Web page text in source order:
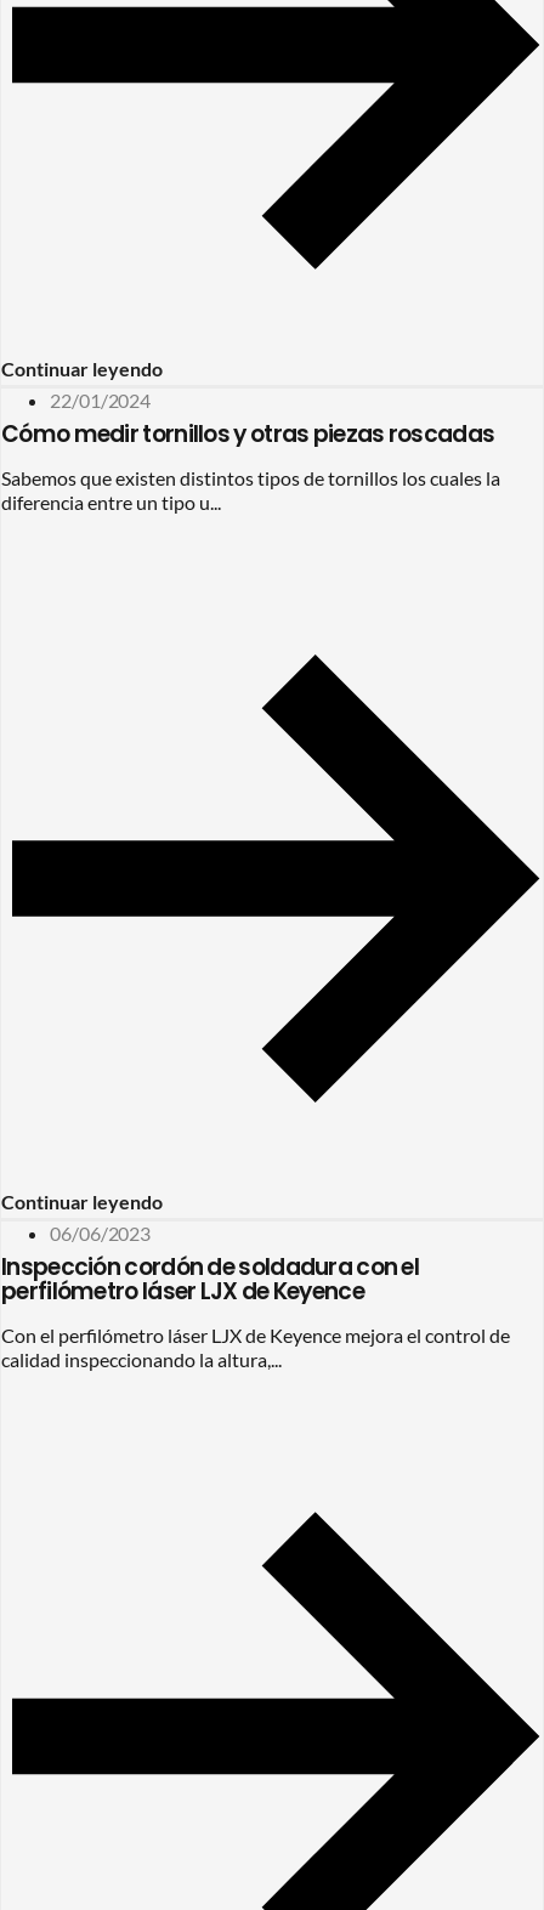
Continuar leyendo
22/01/2024
Cómo medir tornillos y otras piezas roscadas
Sabemos que existen distintos tipos de tornillos los cuales la
diferencia entre un tipo u...
Continuar leyendo
06/06/2023
Inspección cordón de soldadura con el
perfilómetro láser LJX de Keyence
Con el perfilómetro láser LJX de Keyence mejora el control de
calidad inspeccionando la altura,...